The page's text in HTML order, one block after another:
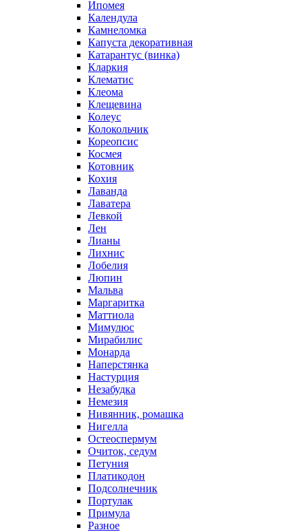
Ипомея
Календула
Камнеломка
Капуста декоративная
Катарантус (винка)
Кларкия
Клематис
Клеома
Клещевина
Колеус
Колокольчик
Кореопсис
Космея
Котовник
Кохия
Лаванда
Лаватера
Левкой
Лен
Лианы
Лихнис
Лобелия
Люпин
Мальва
Маргаритка
Маттиола
Мимулюс
Мирабилис
Монарда
Наперстянка
Настурция
Незабудка
Немезия
Нивянник, ромашка
Нигелла
Остеоспермум
Очиток, седум
Петуния
Платикодон
Подсолнечник
Портулак
Примула
Разное